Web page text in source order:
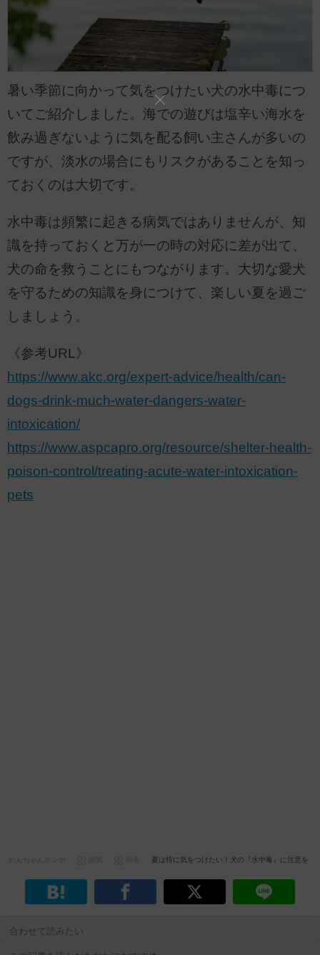
暑い季節に向かって気をつけたい犬の水中毒につ
いてご紹介しました。海での遊びは塩辛い海水を
飲み過ぎないように気を配る飼い主さんが多いの
ですが、淡水の場合にもリスクがあることを知っ
ておくのは大切です。
水中毒は頻繁に起きる病気ではありませんが、知
識を持っておくと万が一の時の対応に差が出て、
犬の命を救うことにもつながります。大切な愛犬
を守るための知識を身につけて、楽しい夏を過ご
しましょう。
《参考URL》
https://www.akc.org/expert-advice/health/can-
dogs-drink-much-water-dangers-water-
intoxication/
https://www.aspcapro.org/resource/shelter-health-
poison-control/treating-acute-water-intoxication-
pets
病気 夏は特に気をつけたい！犬の『水中毒』に注意を
合わせて読みたい